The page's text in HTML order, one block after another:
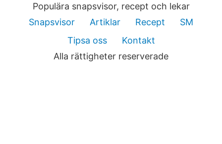
Populära snapsvisor, recept och lekar
Snapsvisor
Artiklar Recept
SM
Tipsa oss
Kontakt
Alla rättigheter reserverade